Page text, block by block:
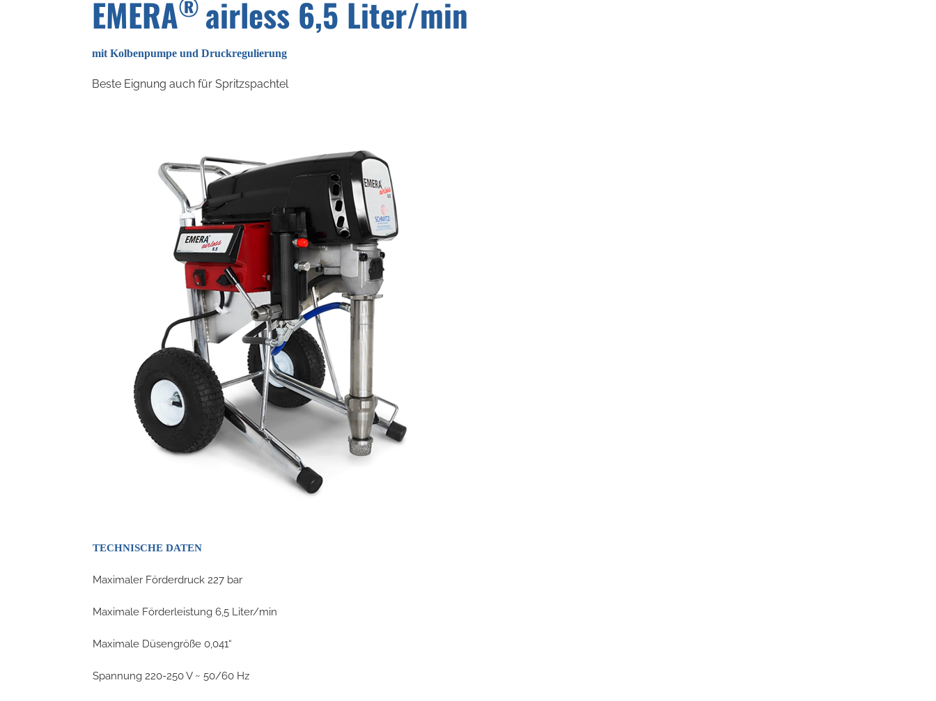
EMERA airless 6,5 Liter/min
mit Kolbenpumpe und Druckregulierung
Beste Eignung auch für Spritzspachtel
TECHNISCHE DATEN
Maximaler Förderdruck 227 bar
Maximale Förderleistung 6,5 Liter/min
Maximale Düsengröße 0,041“
Spannung 220-250 V ~ 50/60 Hz